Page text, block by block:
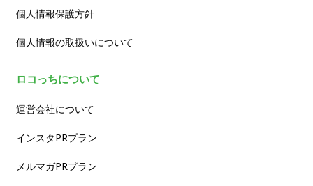
個人情報保護方針
個人情報の取扱いについて
ロコっちについて
運営会社について
インスタPRプラン
メルマガPRプラン